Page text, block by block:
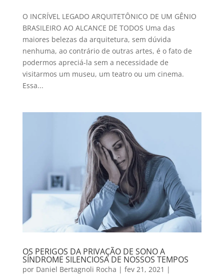
O INCRÍVEL LEGADO ARQUITETÔNICO DE UM GÊNIO
BRASILEIRO AO ALCANCE DE TODOS Uma das
maiores belezas da arquitetura, sem dúvida
nenhuma, ao contrário de outras artes, é o fato de
podermos apreciá-la sem a necessidade de
visitarmos um museu, um teatro ou um cinema.
Essa...
OS PERIGOS DA PRIVAÇÃO DE SONO A
SÍNDROME SILENCIOSA DE NOSSOS TEMPOS
por Daniel Bertagnoli Rocha | fev 21, 2021 |